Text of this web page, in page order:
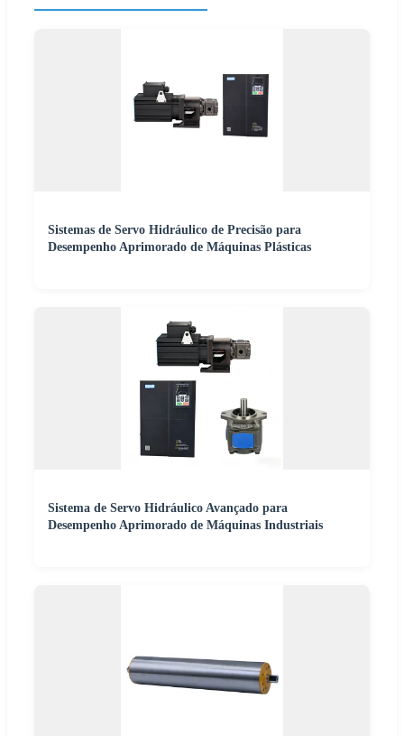
Sistemas de Servo Hidráulico de Precisão para
Desempenho Aprimorado de Máquinas Plásticas
Sistema de Servo Hidráulico Avançado para
Desempenho Aprimorado de Máquinas Industriais